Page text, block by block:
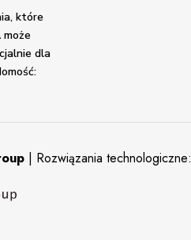
które
dla
| Rozwiązania technologiczne: